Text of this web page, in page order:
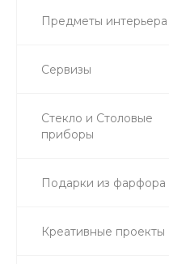
Предметы интерьера
Сервизы
Стекло и Столовые
приборы
Подарки из фарфора
Креативные проекты